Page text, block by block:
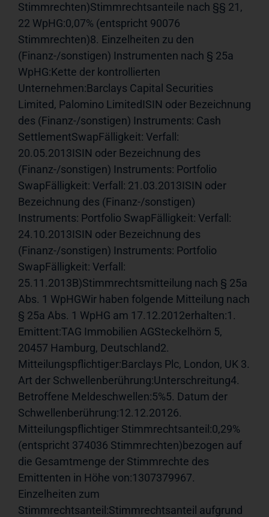
Stimmrechten)Stimmrechtsanteile nach §§ 21,
22 WpHG:0,07% (entspricht 90076
Stimmrechten)8. Einzelheiten zu den
(Finanz-/sonstigen) Instrumenten nach § 25a
WpHG:Kette der kontrollierten
Unternehmen:Barclays Capital Securities
Limited, Palomino LimitedISIN oder Bezeichnung
des (Finanz-/sonstigen) Instruments: Cash
SettlementSwapFälligkeit: Verfall:
20.05.2013ISIN oder Bezeichnung des
(Finanz-/sonstigen) Instruments: Portfolio
SwapFälligkeit: Verfall: 21.03.2013ISIN oder
Bezeichnung des (Finanz-/sonstigen)
Instruments: Portfolio SwapFälligkeit: Verfall:
24.10.2013ISIN oder Bezeichnung des
(Finanz-/sonstigen) Instruments: Portfolio
SwapFälligkeit: Verfall:
25.11.2013B)Stimmrechtsmitteilung nach § 25a
Abs. 1 WpHGWir haben folgende Mitteilung nach
§ 25a Abs. 1 WpHG am 17.12.2012erhalten:1.
Emittent:TAG Immobilien AGSteckelhörn 5,
20457 Hamburg, Deutschland2.
Mitteilungspflichtiger:Barclays Plc, London, UK 3.
Art der Schwellenberührung:Unterschreitung4.
Betroffene Meldeschwellen:5%5. Datum der
Schwellenberührung:12.12.20126.
Mitteilungspflichtiger Stimmrechtsanteil:0,29%
(entspricht 374036 Stimmrechten)bezogen auf
die Gesamtmenge der Stimmrechte des
Emittenten in Höhe von:1307379967.
Einzelheiten zum
Stimmrechtsanteil:Stimmrechtsanteil aufgrund